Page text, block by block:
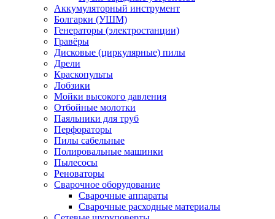
Аккумуляторный инструмент
Болгарки (УШМ)
Генераторы (электростанции)
Гравёры
Дисковые (циркулярные) пилы
Дрели
Краскопульты
Лобзики
Мойки высокого давления
Отбойные молотки
Паяльники для труб
Перфораторы
Пилы сабельные
Полировальные машинки
Пылесосы
Реноваторы
Сварочное оборудование
Сварочные аппараты
Сварочные расходные материалы